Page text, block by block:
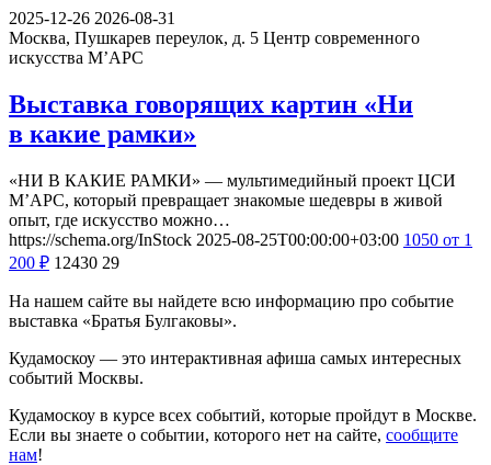
2025-12-26 2026-08-31
Москва, Пушкарев переулок, д. 5 Центр современного
искусства М’АРС
Выставка говорящих картин «Ни
в какие рамки»
«НИ В КАКИЕ РАМКИ» — мультимедийный проект ЦСИ
М’АРС, который превращает знакомые шедевры в живой
опыт, где искусство можно…
https://schema.org/InStock 2025-08-25T00:00:00+03:00 1050 от 1
200 ₽ 12430 29
На нашем сайте вы найдете всю информацию про событие
выставка «Братья Булгаковы».
Кудамоскоу — это интерактивная афиша самых интересных
событий Москвы.
Кудамоскоу в курсе всех событий, которые пройдут в Москве.
Если вы знаете о событии, которого нет на сайте, сообщите
нам!